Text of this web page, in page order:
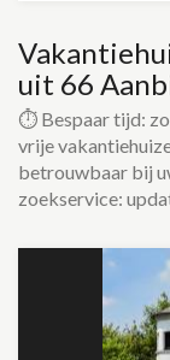
uit 66
⏱️ Bespaar tijd:
vrije
betrouwbaar bij
zoekservice: